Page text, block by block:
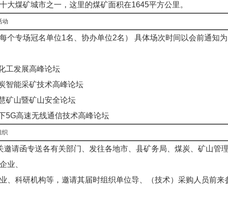
大煤矿城市之一，这里的煤矿面积在1645平方公里。
动
个专场冠名单位1名、协办单位2名） 具体场次时间以会前通知为
工发展高峰论坛
智能采矿技术高峰论坛
矿山暨矿山安全论坛
5G高速无线通信技术高峰论坛
织
邀请函专送各有关部门、发往各地市、县矿务局、煤炭、矿山管
业、
、科研机构等，邀请其届时组织单位导、（技术）采购人员前来